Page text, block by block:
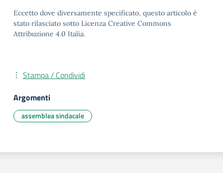
Eccetto dove diversamente specificato, questo articolo è
stato rilasciato sotto Licenza Creative Commons
Attribuzione 4.0 Italia.
Stampa / Condividi
Argomenti
assemblea sindacale